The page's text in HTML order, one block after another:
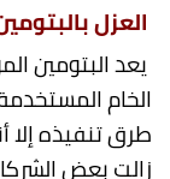
العزل
يعد البتومين
الخام
طرق تنفيذه إلا
زالت بعض